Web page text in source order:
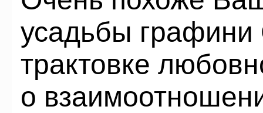
усадьбы
трактовке
о